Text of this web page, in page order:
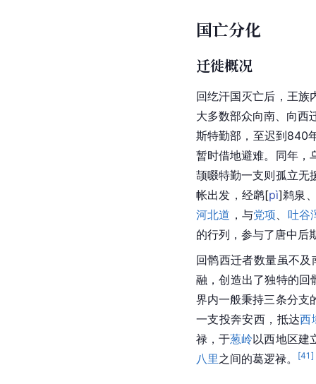
国亡分化
迁徙概况
回纥汗国灭亡后，王族
大多数部众向南、向西
斯特勤部，至迟到840
暂时借地避难。同年，
颉啜特勤一支则孤立无
帐出发，经䴙[pì]鹈泉
河北道 ，与党项
吐谷
的行列，参与了唐中后
回鹘西迁者数量虽不
融，创造出了独特的回
界内一般秉持三条分支
一支投奔安西 ，抵达西
禄，于葱岭以西地区建
八里之间的葛逻禄。 [41 ]